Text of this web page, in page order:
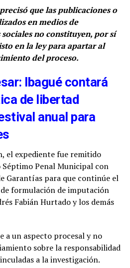
que las publicaciones o
en medios de
no constituyen, por sí
en la ley para apartar al
del proceso.
Ibagué contará
de libertad
anual para
el expediente fue remitido
Séptimo Penal Municipal con
Garantías para que continúe el
formulación de imputación
Fabián Hurtado y los demás
a un aspecto procesal y no
sobre la responsabilidad
a la investigación.